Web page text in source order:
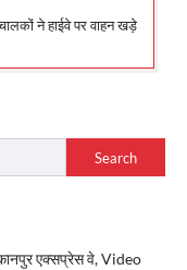
ने हाईवे पर वाहन खड़े
Search
एक्सप्रेस वे, Video